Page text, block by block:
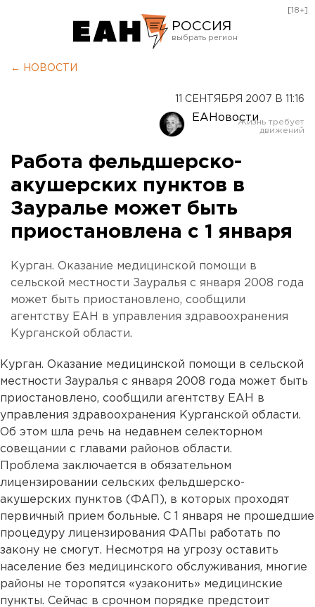
РОССИЯ
Оренбург
[18+]
← НОВОСТИ
11 СЕНТЯБРЯ 2007 В 11:16
ЕАНовости
Работа фельдшерско-
акушерских пунктов в
Зауралье может быть
приостановлена с 1 января
Курган. Оказание медицинской помощи в
сельской местности Зауралья с января 2008 года
может быть приостановлено, сообщили
агентству ЕАН в управления здравоохранения
Курганской области.
Курган. Оказание медицинской помощи в сельской
местности Зауралья с января 2008 года может быть
приостановлено, сообщили агентству ЕАН в
управления здравоохранения Курганской области.
Об этом шла речь на недавнем селекторном
совещании с главами районов области.
Проблема заключается в обязательном
лицензировании сельских фельдшерско-
акушерских пунктов (ФАП), в которых проходят
первичный прием больные. С 1 января не прошедшие
процедуру лицензирования ФАПы работать по
закону не смогут. Несмотря на угрозу оставить
население без медицинского обслуживания, многие
районы не торопятся «узаконить» медицинские
пункты. Сейчас в срочном порядке предстоит